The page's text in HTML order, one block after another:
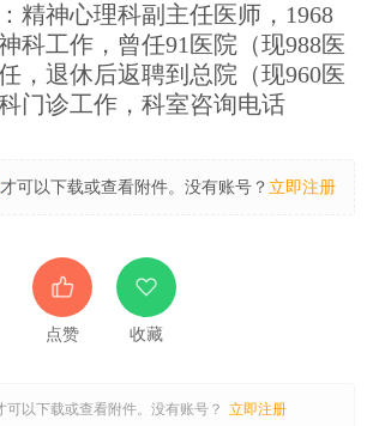
精神心理科副主任医师，1968
科工作，曾任91医院（现988医
，退休后返聘到总院（现960医
门诊工作，科室咨询电话
才可以下载或查看附件。没有账号？ 立即注册
点赞 收藏
可以下载或查看附件。没有账号？ 立即注册